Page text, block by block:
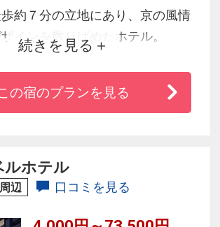
約７分の立地にあり、京の風情
インを散りばめたホテル。
転展望フレンチレストランをはじ
多彩なレストラン、ラウンジ・バ
ルなどの施設が充実。
続きを見る
の宿のプランを見る
ルホテル
辺 口コミを見る